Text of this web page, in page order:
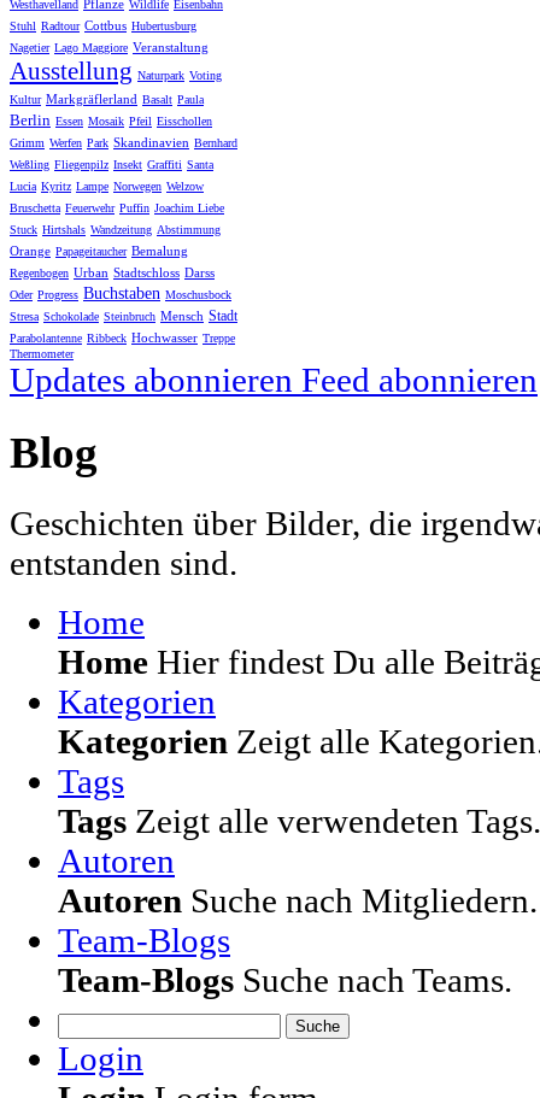
Westhavelland Pflanze Wildlife Eisenbahn
Stuhl Radtour Cottbus Hubertusburg
Nagetier Lago Maggiore Veranstaltung
Ausstellung Naturpark Voting
Kultur Markgräflerland Basalt Paula
Berlin Essen Mosaik Pfeil Eisschollen
Grimm Werfen Park Skandinavien Bernhard
Weßling Fliegenpilz Insekt Graffiti Santa
Lucia Kyritz Lampe Norwegen Welzow
Bruschetta Feuerwehr Puffin Joachim Liebe
Stuck Hirtshals Wandzeitung Abstimmung
Orange Papageitaucher Bemalung
Regenbogen Urban Stadtschloss Darss
Oder Progress Buchstaben Moschusbock
Stresa Schokolade Steinbruch Mensch Stadt
Parabolantenne Ribbeck Hochwasser Treppe
Thermometer
Updates abonnieren Feed abonnieren
Blog
Geschichten über Bilder, die
entstanden sind.
Home
Home Hier findest Du alle
Kategorien
Kategorien Zeigt alle
Tags
Tags Zeigt alle verwendeten Tags.
Autoren
Autoren Suche nach Mitgliedern.
Team-Blogs
Team-Blogs Suche nach Teams.
Suche
Login